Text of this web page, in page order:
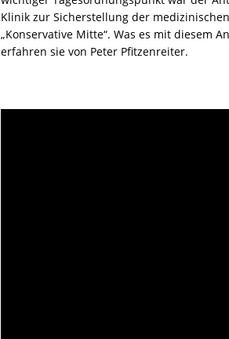
Klinik zur Sicherstellung der
„Konservative Mitte“. Was es mit diesem
erfahren sie von Peter Pfitzenreiter.